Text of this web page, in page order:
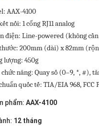
AAX-4100
nối: 1 cổng RJ11 analog
điện: Line-powered (không
200mm (dài) x 82mm
lượng: 450g
năng: Quay số (0–9, *, #),
quốc tế: TIA/EIA 968, FCC
phẩm: AAX-4100
12 tháng